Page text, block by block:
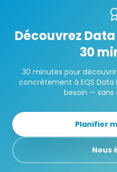
Découvrez
30
30 minutes pour
concrètement à EQS Data
besoin —
Planifier
Nous